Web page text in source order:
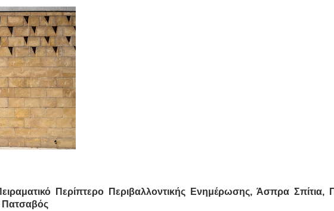
Περίπτερο Περιβαλλοντικής Ενημέρωσης, Άσπρα Σπίτια,
Πατσαβός